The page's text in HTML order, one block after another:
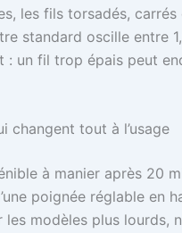
les fils torsadés,
standard oscille entre
un fil trop épais peut
changent tout à l’usage
à manier après 20
poignée réglable en
les modèles plus lourds,